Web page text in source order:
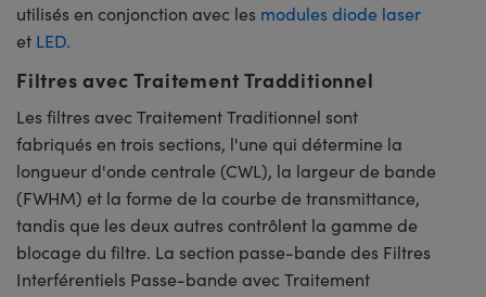
utilisés en conjonction avec les modules diode laser
et LED.
Filtres avec Traitement Tradditionnel
Les filtres avec Traitement Traditionnel sont
fabriqués en trois sections, l'une qui détermine la
longueur d'onde centrale (CWL), la largeur de bande
(FWHM) et la forme de la courbe de transmittance,
tandis que les deux autres contrôlent la gamme de
blocage du filtre. La section passe-bande des Filtres
Interférentiels Passe-bande avec Traitement